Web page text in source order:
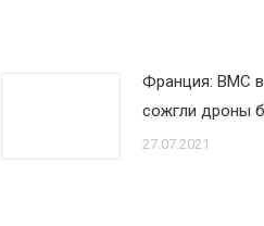
Франция: ВМС
сожгли дроны
27.07.2021